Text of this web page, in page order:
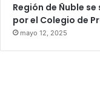
Región de Ñuble
por el Colegio de
mayo 12, 2025